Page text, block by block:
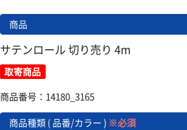
商品
サテンロール 切り売り 4m
取寄商品
商品番号：14180_3165
商品種類 ( 品番/カラー ) ※必須